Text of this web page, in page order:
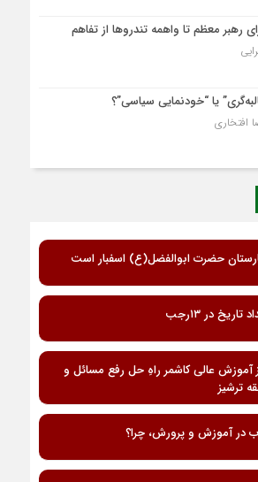
رهبر معظم تا واهمه تندروها از تفاهم
یا “خودنمایی سیاسی”؟
افتخاری
حضرت ابوالفضل(ع) اسفبار است
در ۱۳رجب
آموزش عالی کاشمر راهِ حل رفع مسائل و
ترشیز
در آموزش و پرورش، چرا؟